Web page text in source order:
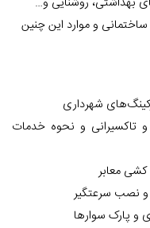
و موارد این چنین
شهرداری
تاکسیرانی و نحوه خدمات
کشی معابر
و نصب سرعتگیر
و پارک سوارها